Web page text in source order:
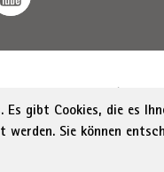
Menu Footer
gibt Cookies, die es
Sie können